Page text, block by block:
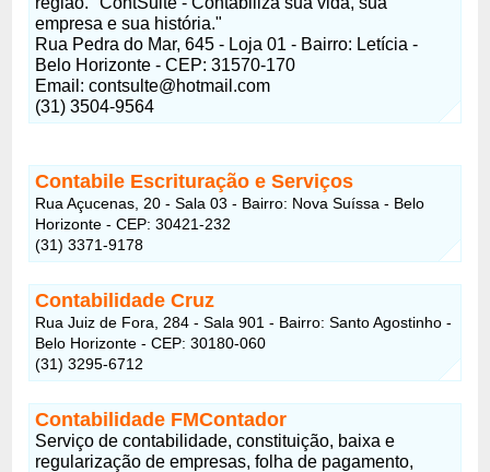
empresa e sua história."
Rua Pedra do Mar, 645 - Loja 01 - Bairro: Letícia -
Belo Horizonte - CEP: 31570-170
Email:contsulte@hotmail.com
(31) 3504-9564
Contabile Escrituração e Serviços
Rua Açucenas, 20 - Sala 03 - Bairro: Nova Suíssa - Belo
Horizonte - CEP: 30421-232
(31) 3371-9178
Contabilidade Cruz
Rua Juiz de Fora, 284 - Sala 901 - Bairro: Santo Agostinho -
Belo Horizonte - CEP: 30180-060
(31) 3295-6712
Contabilidade FMContador
Serviço de contabilidade, constituição, baixa e
regularização de empresas, folha de pagamento,